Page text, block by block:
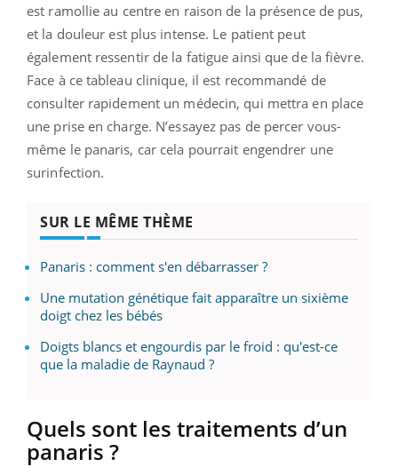
est ramollie au centre en raison de la présence de pus,
et la douleur est plus intense. Le patient peut
également ressentir de la fatigue ainsi que de la fièvre.
Face à ce tableau clinique, il est recommandé de
consulter rapidement un médecin, qui mettra en place
une prise en charge. N’essayez pas de percer vous-
même le panaris, car cela pourrait engendrer une
surinfection.
SUR LE MÊME THÈME
Panaris : comment s'en débarrasser ?
Une mutation génétique fait apparaître un sixième
doigt chez les bébés
Doigts blancs et engourdis par le froid : qu'est-ce
que la maladie de Raynaud ?
Quels sont les traitements d’un
panaris ?